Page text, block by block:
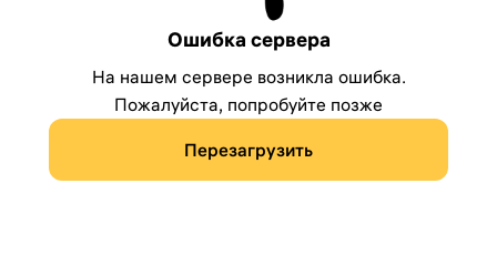
Ошибка сервера
На нашем сервере возникла ошибка.
Пожалуйста, попробуйте позже
Перезагрузить